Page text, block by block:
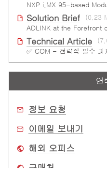
Solution Brief
(0.23
ADLINK at the Forefront
Technical Article
✅ COM - 전략적 필수 과
연
정보 요청
이메일 보내기
해외 오피스
구매처